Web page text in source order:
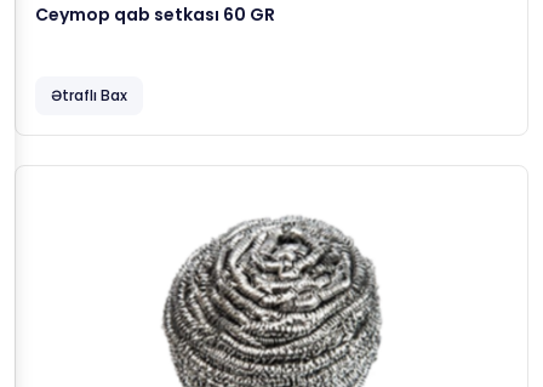
Ceymop qab setkası 60 GR
Ətraflı Bax